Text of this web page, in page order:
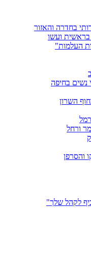
בחדרה והאזור
ועשו
העלמות"
נשים בחיפה
השרון
ורחל
והסרפן
לקהל שלך"